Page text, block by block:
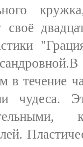
в течение
чудеса.